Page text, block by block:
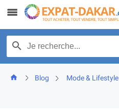
content
Recherche par texte
Blog Mode & Lifestyle